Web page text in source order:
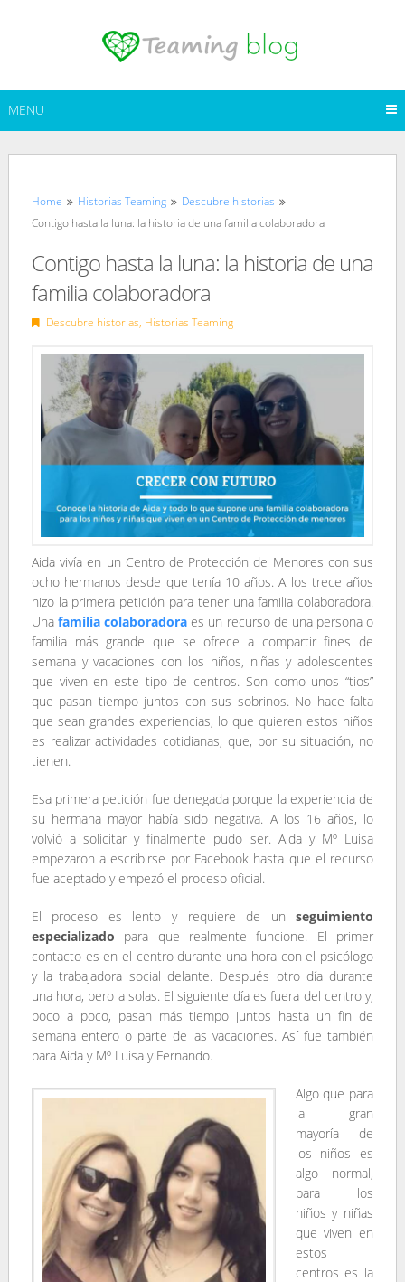
MENU
Home Historias Teaming
Descubre historias
Contigo hasta la luna: la historia de una familia colaboradora
Contigo hasta la luna: la historia de una
familia colaboradora
Descubre historias, Historias Teaming
Aida vivía en un Centro de Protección de Menores con sus
ocho hermanos desde que tenía 10 años. A los trece años
hizo la primera petición para tener una familia colaboradora.
Unafamilia colaboradora es un recurso de una persona o
familia más grande que se ofrece a compartir fines de
semana y vacaciones con los niños, niñas y adolescentes
que viven en este tipo de centros. Son como unos “tios”
que pasan tiempo juntos con sus sobrinos. No hace falta
que sean grandes experiencias, lo que quieren estos niños
es realizar actividades cotidianas, que, por su situación, no
tienen.
Esa primera petición fue denegada porque la experiencia de
su hermana mayor había sido negativa. A los 16 años, lo
volvió a solicitar y finalmente pudo ser. Aida y Mº Luisa
empezaron a escribirse por Facebook hasta que el recurso
fue aceptado y empezó el proceso oficial.
El proceso es lento y requiere de unseguimiento
especializado para que realmente funcione. El primer
contacto es en el centro durante una hora con el psicólogo
y la trabajadora social delante. Después otro día durante
una hora, pero a solas. El siguiente día es fuera del centro y,
poco a poco, pasan más tiempo juntos hasta un fin de
semana entero o parte de las vacaciones. Así fue también
para Aida y Mº Luisa y Fernando.
Algo que para
la gran
mayoría de
los niños es
algo normal,
para los
niños y niñas
que viven en
estos
centros es la